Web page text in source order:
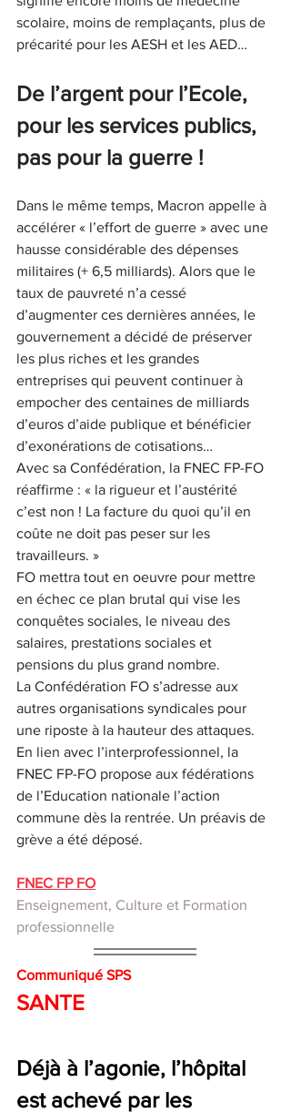
scolaire, moins de remplaçants, plus de
précarité pour les AESH et les AED…
De l’argent pour l’Ecole,
pour les services publics,
pas pour la guerre !
Dans le même temps, Macron appelle à
accélérer « l’effort de guerre » avec une
hausse considérable des dépenses
militaires (+ 6,5 milliards). Alors que le
taux de pauvreté n’a cessé
d’augmenter ces dernières années, le
gouvernement a décidé de préserver
les plus riches et les grandes
entreprises qui peuvent continuer à
empocher des centaines de milliards
d’euros d’aide publique et bénéficier
d’exonérations de cotisations…
Avec sa Confédération, la FNEC FP-FO
réaffirme : « la rigueur et l’austérité
c’est non ! La facture du quoi qu’il en
coûte ne doit pas peser sur les
travailleurs. »
FO mettra tout en oeuvre pour mettre
en échec ce plan brutal qui vise les
conquêtes sociales, le niveau des
salaires, prestations sociales et
pensions du plus grand nombre.
La Confédération FO s’adresse aux
autres organisations syndicales pour
une riposte à la hauteur des attaques.
En lien avec l’interprofessionnel, la
FNEC FP-FO propose aux fédérations
de l’Education nationale l’action
commune dès la rentrée. Un préavis de
grève a été déposé.
FNEC FP FO
Enseignement, Culture et Formation
professionnelle
Communiqué SPS
SANTE
Déjà à l’agonie, l’hôpital
est achevé par les